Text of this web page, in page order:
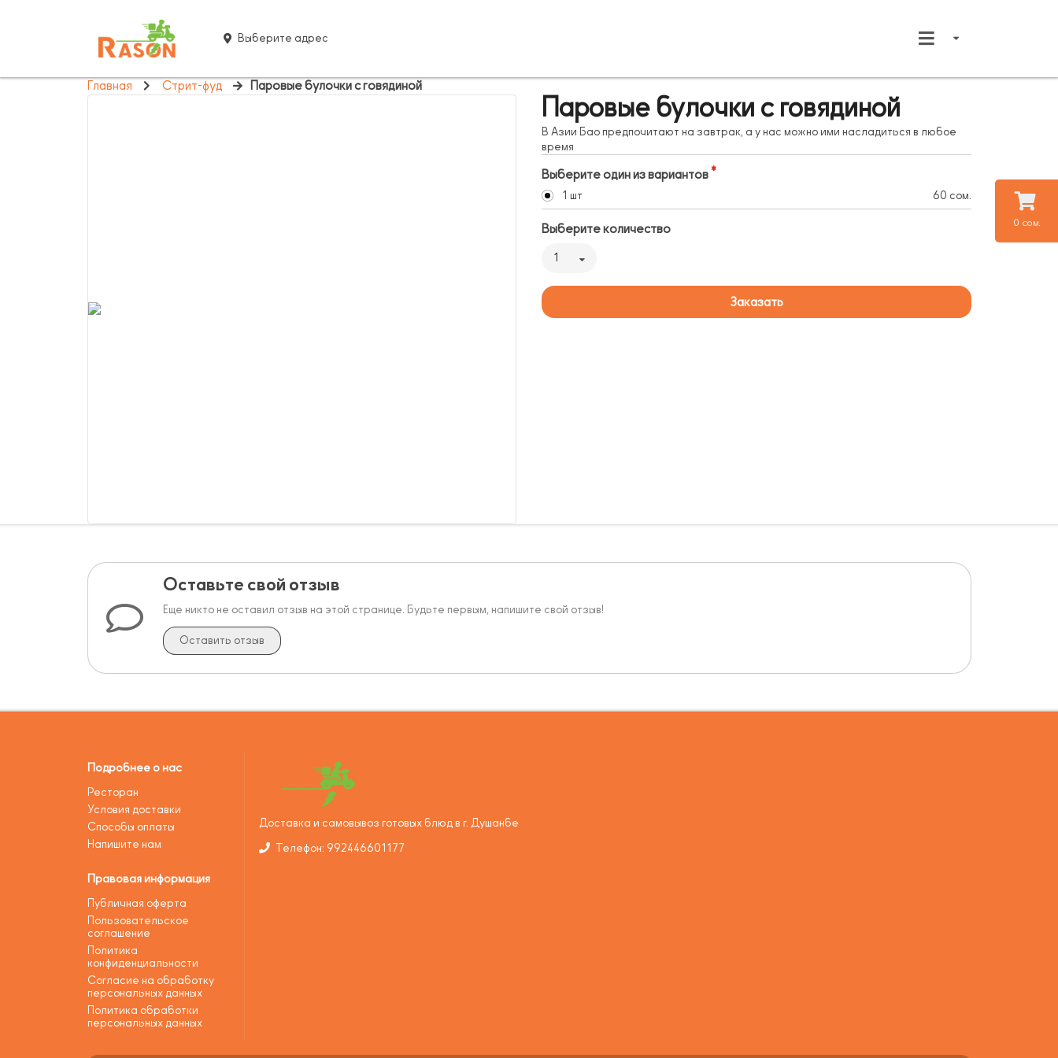
0 сом.
Выберите адрес
Главная Стрит-фуд Паровые булочки с говядиной
Паровые булочки с говядиной
В Азии Бао предпочитают на завтрак, а у нас можно ими насладиться в любое
время
Выберите один из вариантов
1 шт 60 сом.
Выберите количество
1
Заказать
Оставьте свой отзыв
Еще никто не оставил отзыв на этой странице. Будьте первым, напишите свой отзыв!
Оставить отзыв
Подробнее о нас
Ресторан
Условия доставки
Способы оплаты
Напишите нам
Правовая информация
Публичная оферта
Пользовательское
соглашение
Политика
конфиденциальности
Согласие на обработку
персональных данных
Политика обработки
персональных данных
Доставка и самовывоз готовых блюд в г. Душанбе
Телефон: 992446601177